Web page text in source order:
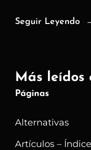
Seguir Leyendo
Más leídos
Páginas
Alternativas
Artículos – Índice